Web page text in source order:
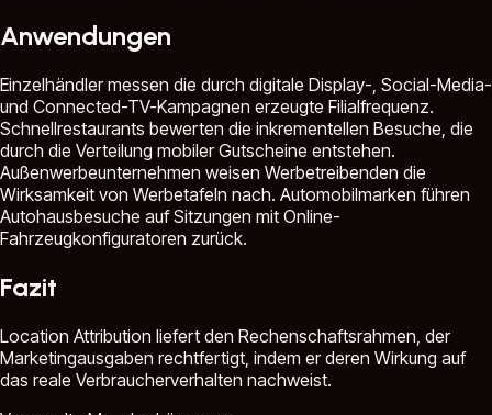
Anwendungen
Einzelhändler messen die durch digitale Display-, Social-Media-
und Connected-TV-Kampagnen erzeugte Filialfrequenz.
Schnellrestaurants bewerten die inkrementellen Besuche, die
durch die Verteilung mobiler Gutscheine entstehen.
Außenwerbeunternehmen weisen Werbetreibenden die
Wirksamkeit von Werbetafeln nach. Automobilmarken führen
Autohausbesuche auf Sitzungen mit Online-
Fahrzeugkonfiguratoren zurück.
Fazit
Location Attribution liefert den Rechenschaftsrahmen, der
Marketingausgaben rechtfertigt, indem er deren Wirkung auf
das reale Verbraucherverhalten nachweist.